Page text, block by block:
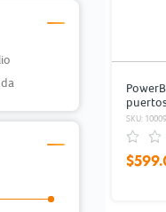
Negro
SKU: